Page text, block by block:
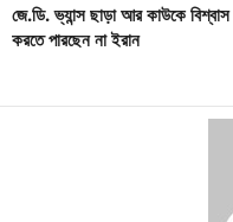
জে.ডি. ভ্যান্স ছাড়া আর কাউকে বিশ্বাস
করতে পারছেন না ইরান